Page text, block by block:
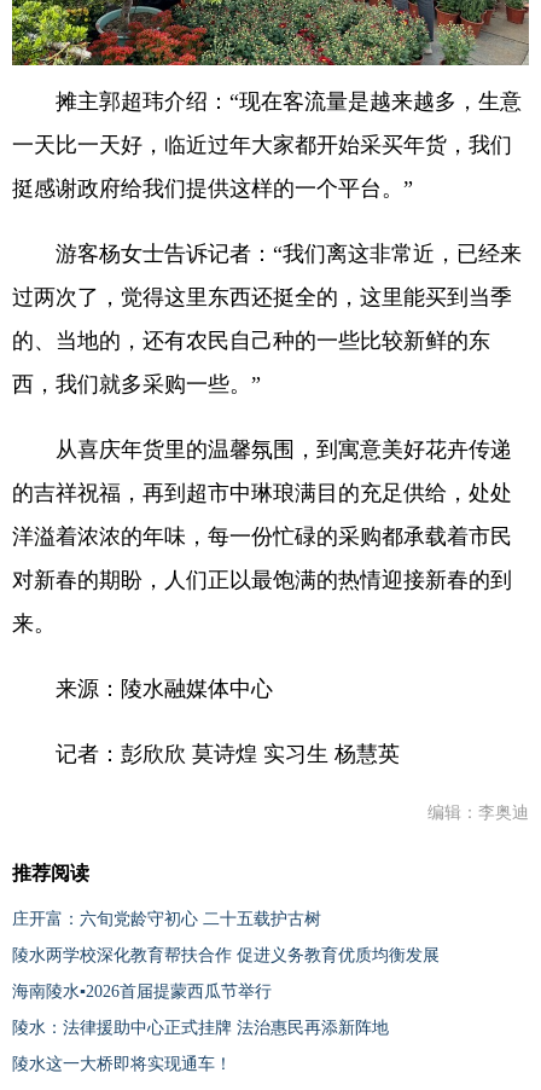
摊主郭超玮介绍：“现在客流量是越来越多，生意
一天比一天好，临近过年大家都开始采买年货，我们
挺感谢政府给我们提供这样的一个平台。”
游客杨女士告诉记者：“我们离这非常近，已经来
过两次了，觉得这里东西还挺全的，这里能买到当季
的、当地的，还有农民自己种的一些比较新鲜的东
西，我们就多采购一些。”
从喜庆年货里的温馨氛围，到寓意美好花卉传递
的吉祥祝福，再到超市中琳琅满目的充足供给，处处
洋溢着浓浓的年味，每一份忙碌的采购都承载着市民
对新春的期盼，人们正以最饱满的热情迎接新春的到
来。
来源：陵水融媒体中心
记者：彭欣欣 莫诗煌 实习生 杨慧英
编辑：李奥迪
推荐阅读
庄开富：六旬党龄守初心 二十五载护古树
陵水两学校深化教育帮扶合作 促进义务教育优质均衡发展
海南陵水▪2026首届提蒙西瓜节举行
陵水：法律援助中心正式挂牌 法治惠民再添新阵地
陵水这一大桥即将实现通车！